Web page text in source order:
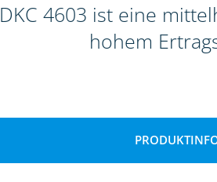
DKC 4603 ist eine
hohem